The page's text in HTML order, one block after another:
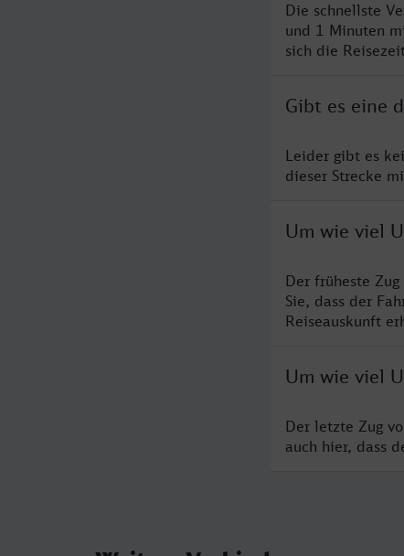
Die schnellste
und 1 Minuten
sich die
Gibt es eine
Leider gibt es
dieser Strecke
Um wie viel
Der früheste
Sie, dass der
Reiseauskunft
Um wie viel
Der letzte Zug
auch hier, dass